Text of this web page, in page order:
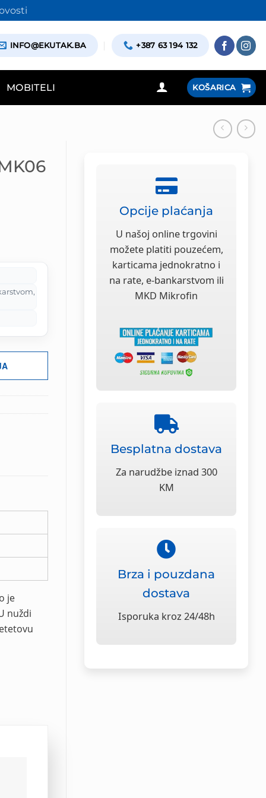
INFO@EKUTAK.BA +387 63 194 132
MOBITELI KOŠARICA
Opcije plaćanja
U našoj online trgovini
možete platiti pouzećem,
karticama jednokratno i
na rate, e-bankarstvom ili
MKD Mikrofin
Besplatna dostava
Za narudžbe iznad 300
KM
Brza i pouzdana
dostava
Isporuka kroz 24/48h
je
nuždi